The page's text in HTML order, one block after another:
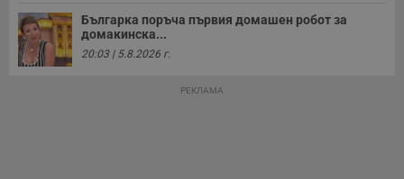
Българка поръча първия домашен робот за
домакинска...
20:03 | 5.8.2026 г.
РЕКЛАМА